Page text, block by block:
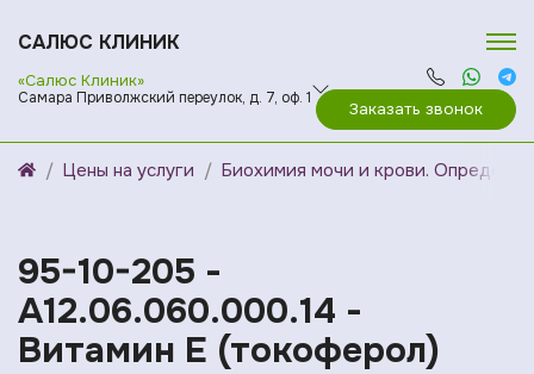
САЛЮС КЛИНИК
«Салюс Клиник»
Самара Приволжский переулок, д. 7, оф. 1
Заказать звонок
Цены на услуги Биохимия мочи и крови.
95-10-205 -
A12.06.060.000.14 -
Витамин Е (токоферол)